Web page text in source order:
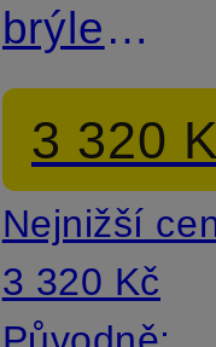
brýle
MK1128
3 320
Nejnižší
3 320 Kč